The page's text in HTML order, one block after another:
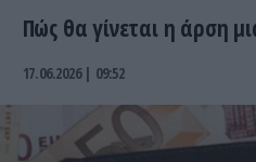
Πώς θα γίνεται η άρση
17.06.2026 | 09:52